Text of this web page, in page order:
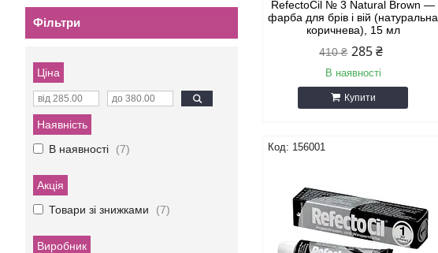
RefectoCil № 3 Natural Brown —
фарба для брів і вій (натуральна
коричнева), 15 мл
410 ₴ 285 ₴
В наявності
Купити
156001
Фільтри
Ціна
Наявність
В наявності
7
Акція
Товари зі знижками
7
Виробник